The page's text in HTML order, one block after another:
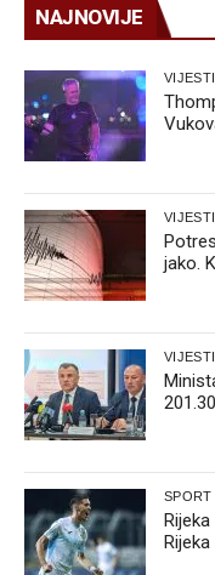
NAJNOVIJE
VIJESTI
VIJESTI
jako.
VIJESTI
SPORT